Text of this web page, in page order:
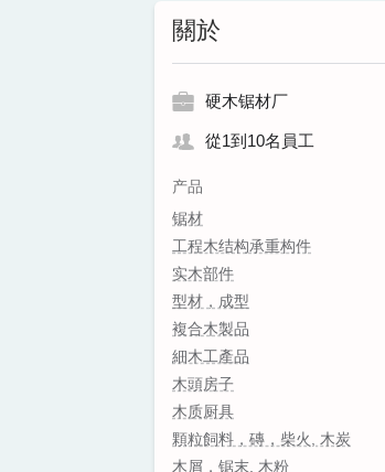
關於
硬木锯材厂
從1到10名員工
产品
锯材
工程木结构承重构件
实木部件
型材，成型
複合木製品
細木工產品
木頭房子
木质厨具
顆粒飼料，磚，柴火, 木炭
木屑，锯末, 木粉